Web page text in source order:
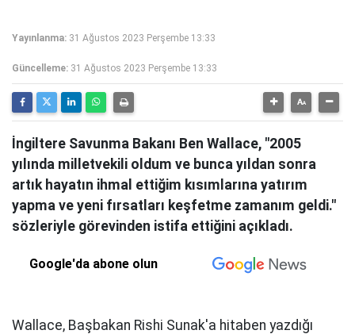
Yayınlanma: 31 Ağustos 2023 Perşembe 13:33
Güncelleme: 31 Ağustos 2023 Perşembe 13:33
İngiltere Savunma Bakanı Ben Wallace, "2005
yılında milletvekili oldum ve bunca yıldan sonra
artık hayatın ihmal ettiğim kısımlarına yatırım
yapma ve yeni fırsatları keşfetme zamanım geldi."
sözleriyle görevinden istifa ettiğini açıkladı.
Google'da abone olun
Wallace, Başbakan Rishi Sunak'a hitaben yazdığı